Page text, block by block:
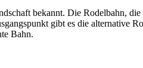
bekannt. Die Rodelbahn,
gibt es die alternative
Bahn.